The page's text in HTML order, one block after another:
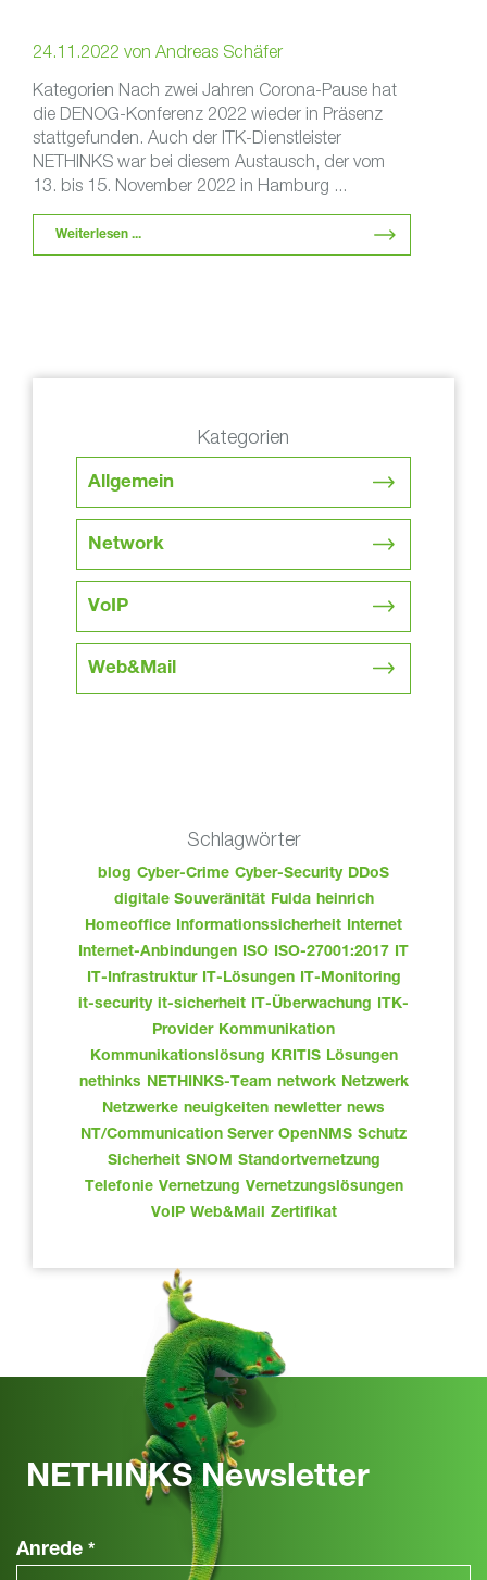
24.11.2022 von Andreas Schäfer
Kategorien Nach zwei Jahren Corona-Pause hat
die DENOG-Konferenz 2022 wieder in Präsenz
stattgefunden. Auch der ITK-Dienstleister
NETHINKS war bei diesem Austausch, der vom
13. bis 15. November 2022 in Hamburg ...
Weiterlesen ...
Kategorien
Allgemein
Network
VoIP
Web&Mail
Schlagwörter
blog Cyber-Crime Cyber-Security DDoS
digitale Souveränität Fulda heinrich
Homeoffice Informationssicherheit Internet
Internet-Anbindungen ISO ISO-27001:2017 IT
IT-Infrastruktur IT-Lösungen IT-Monitoring
it-security it-sicherheit IT-Überwachung
ITK-
Provider Kommunikation
Kommunikationslösung
KRITIS Lösungen
nethinks NETHINKS-Team network Netzwerk
Netzwerke neuigkeiten newletter news
NT/Communication Server OpenNMS Schutz
Sicherheit SNOM Standortvernetzung
Telefonie Vernetzung Vernetzungslösungen
VoIP Web&Mail Zertifikat
NETHINKS Newsletter
Anrede *